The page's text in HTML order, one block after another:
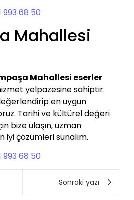
993 68 50
Mahallesi
Mahallesi eserler
yelpazesine sahiptir.
en uygun
Tarihi ve kültürel değeri
bize ulaşın, uzman
iyi çözümleri sunalım.
993 68 50
Sonraki yazı